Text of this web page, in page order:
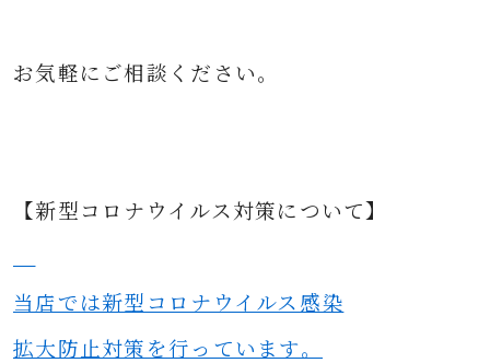
お気軽にご相談ください。
【新型コロナウイルス対策について】
当店では新型コロナウイルス感染
拡大防止対策を行っています。